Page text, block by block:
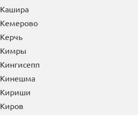
Каспийск
Кашира
Кемерово
Керчь
Кимры
Кингисепп
Кинешма
Кириши